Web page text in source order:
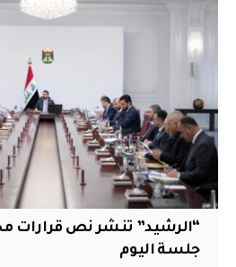
“الرشيد” تنشر نص قرارات
جلسة اليوم